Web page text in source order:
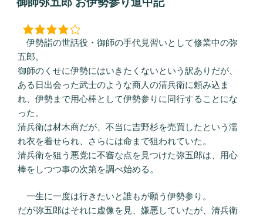
日:
伊勢詣の世話役・御師の手代見習いとして修業中の弥
五郎。
御師のくせに伊勢にはいきたくないという訳ありだが、
ある日出会った武士のような商人の清兵衛に頼み込ま
れ、伊勢まで用心棒として伊勢参りに同行することにな
った。
清兵衛は材木商だが、不当に吉野杉を売買したという濡
れ衣を着せられ、さらには命まで狙われていた。
清兵衛を狙う悪党に不審な点を見つけた弥五郎は、用心
棒をしつつ事の次第を調べ始める。
一生に一度は行きたいと誰もが願う伊勢参り。
だが弥五郎はそれに虚像を見、嫌悪していたが、清兵衛